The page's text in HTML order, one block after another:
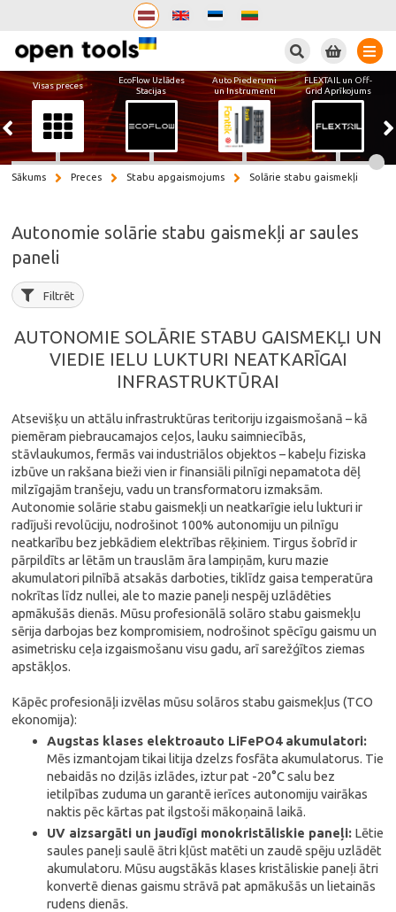
Visas preces
EcoFlow Uzlādes
Stacijas
Auto Piederumi
un Instrumenti
FLEXTAIL un Off-
Grid Aprīkojums
Sākums Preces Stabu apgaismojums Solārie stabu gaismekļi
Autonomie solārie stabu gaismekļi ar saules
paneli
Filtrēt
AUTONOMIE SOLĀRIE STABU GAISMEKĻI UN
VIEDIE IELU LUKTURI NEATKARĪGAI
INFRASTRUKTŪRAI
Atsevišķu un attālu infrastruktūras teritoriju izgaismošanā – kā
piemēram piebraucamajos ceļos, lauku saimniecībās,
stāvlaukumos, fermās vai industriālos objektos – kabeļu fiziska
izbūve un rakšana bieži vien ir finansiāli pilnīgi nepamatota dēļ
milzīgajām tranšeju, vadu un transformatoru izmaksām.
Autonomie solārie stabu gaismekļi un neatkarīgie ielu lukturi ir
radījuši revolūciju, nodrošinot 100% autonomiju un pilnīgu
neatkarību bez jebkādiem elektrības rēķiniem. Tirgus šobrīd ir
pārpildīts ar lētām un trauslām āra lampiņām, kuru mazie
akumulatori pilnībā atsakās darboties, tiklīdz gaisa temperatūra
nokrītas līdz nullei, ale to mazie paneļi nespēj uzlādēties
apmākušās dienās. Mūsu profesionālā solāro stabu gaismekļu
sērija darbojas bez kompromisiem, nodrošinot spēcīgu gaismu un
asimetrisku ceļa izgaismošanu visu gadu, arī sarežģītos ziemas
apstākļos.
Kāpēc profesionāļi izvēlas mūsu solāros stabu gaismekļus (TCO
ekonomija):
Augstas klases elektroauto LiFePO4 akumulatori:
Mēs izmantojam tikai litija dzelzs fosfāta akumulatorus. Tie
nebaidās no dziļās izlādes, iztur pat -20°C salu bez
ietilpības zuduma un garantē ierīces autonomiju vairākas
naktis pēc kārtas pat ilgstoši mākoņainā laikā.
UV aizsargāti un jaudīgi monokristāliskie paneļi: Lētie
saules paneļi saulē ātri kļūst matēti un zaudē spēju uzlādēt
akumulatoru. Mūsu augstākās klases kristāliskie paneļi ātri
konvertē dienas gaismu strāvā pat apmākušās un lietainās
rudens dienās.